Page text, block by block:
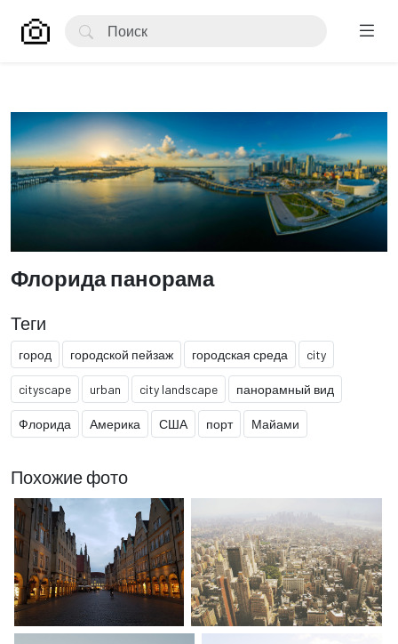
Флорида панорама
Теги
город городской пейзаж городская среда city
cityscape urban city landscape панорамный вид
Флорида Америка США порт Майами
Похожие фото